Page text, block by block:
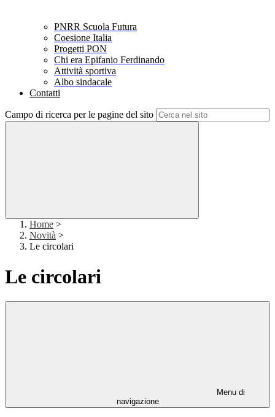
PNRR Scuola Futura
Coesione Italia
Progetti PON
Chi era Epifanio Ferdinando
Attività sportiva
Albo sindacale
Contatti
Campo di ricerca per le pagine del sito
Home >
Novità >
Le circolari
Le circolari
Menu di
navigazione